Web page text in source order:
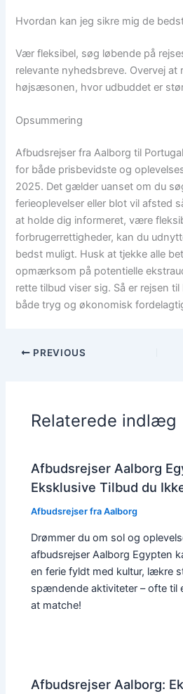
Hvordan kan jeg sikre mig de
Vær fleksibel, søg løbende på
relevante nyhedsbreve. Overvej at
højsæsonen, hvor udbuddet er
Opsummering
Afbudsrejser fra Aalborg til
for både prisbevidste og
2025. Det gælder uanset om du
ferieoplevelser eller blot vil afsted
at holde dig informeret, være
forbrugerrettigheder, kan du
bedst muligt. Husk at tjekke alle
opmærksom på potentielle
rette tilbud viser sig. Så er rejsen
både tryg og økonomisk
PREVIOUS
Relaterede indlæg
Afbudsrejser Aalborg
Eksklusive Tilbud du
Afbudsrejser fra Aalborg
Drømmer du om sol og
afbudsrejser Aalborg Egypten
en ferie fyldt med kultur, lækre
spændende aktiviteter – ofte til
at matche!
Afbudsrejser Aalborg: